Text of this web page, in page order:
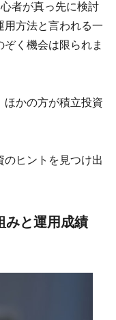
者が真っ先に検討
用方法と言われる一
く機会は限られま
ほかの方が積立投資
ヒントを見つけ出
みと運用成績